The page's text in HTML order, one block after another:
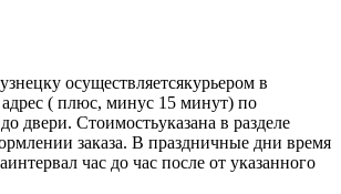
осуществляетсякурьером в
( плюс, минус 15 минут) по
двери. Стоимостьуказана в разделе
заказа. В праздничные дни время
час до час после от указанного